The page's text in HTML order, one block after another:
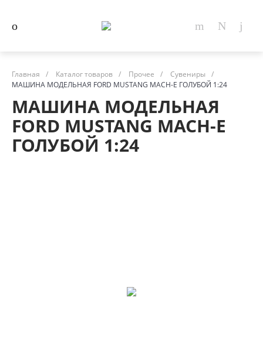
Главная / Каталог товаров / Прочее / Сувениры
/
МАШИНА МОДЕЛЬНАЯ FORD MUSTANG MACH-E ГОЛУБОЙ 1:24
МАШИНА МОДЕЛЬНАЯ
FORD MUSTANG MACH-E
ГОЛУБОЙ 1:24